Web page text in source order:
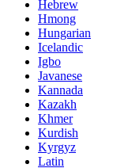
Hebrew
Hmong
Hungarian
Icelandic
Igbo
Javanese
Kannada
Kazakh
Khmer
Kurdish
Kyrgyz
Latin